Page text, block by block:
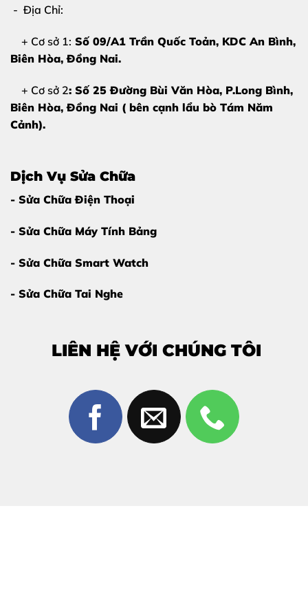
ứng chuẩn
Keo OCA chất lượng cao – không bọt, không ố vàng
Máy móc hiện đại– ép chân không, hấp kính chuẩn
Kỹ thuật viên >5 năm kinh nghiệm
Không tráo linh kiện – ký tên xác nhận máy
Bảo hành rõ ràng, minh bạch
chạy Google Ads nhờgiá cạnh tranh – thời gian
nhanh – vị trí rõ ràng.
Bảng giá ép kính iPhone 12
Giá ép kính iPhone 12 phụ thuộc vào tình trạng
Gọi Hotline/Zalo: 0981 926 999 – 0962 755
Hoặc mang máy trực tiếp đến cửa hàng để được
kiểm tra miễn phí
- Địa Chỉ:
+ Cơ sở 1: Số 09/A1 Trần Quốc Toản, KDC An Bình,
Biên Hòa, Đồng Nai.
+ Cơ sở 2: Số 25 Đường Bùi Văn Hòa, P.Long Bình,
Biên Hòa, Đồng Nai ( bên cạnh lẩu bò Tám Năm
Cảnh).
Dịch Vụ Sửa Chữa
- Sửa Chữa Điện Thoại
- Sửa Chữa Máy Tính Bảng
- Sửa Chữa Smart Watch
- Sửa Chữa Tai Nghe
LIÊN HỆ VỚI CHÚNG TÔI